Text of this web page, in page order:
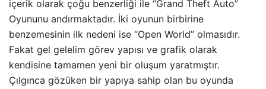
içerik olarak çoğu benzerliği ile “Grand Theft Auto”
Oyununu andırmaktadır. İki oyunun birbirine
benzemesinin ilk nedeni ise “Open World” olmasıdır.
Fakat gel gelelim görev yapısı ve grafik olarak
kendisine tamamen yeni bir oluşum yaratmıştır.
Çılgınca gözüken bir yapıya sahip olan bu oyunda